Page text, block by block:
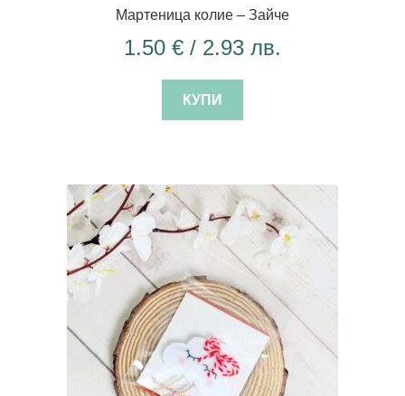
Мартеница колие – Зайче
1.50 € / 2.93 лв.
КУПИ